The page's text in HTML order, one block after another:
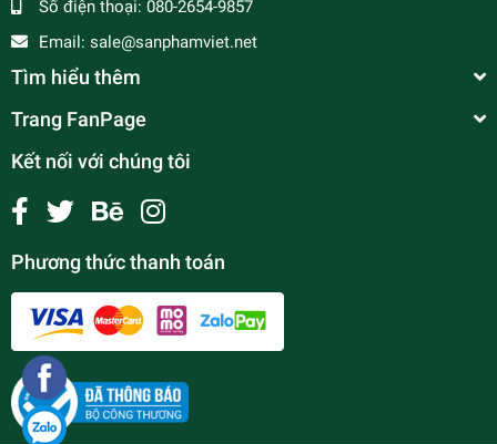
Số điện thoại: 080-2654-9857
Email: sale@sanphamviet.net
Tìm hiểu thêm
Trang FanPage
Kết nối với chúng tôi
Phương thức thanh toán
¥250
undefined